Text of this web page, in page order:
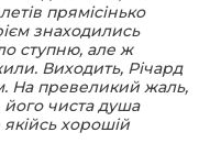
прямісінько
знаходились
ступню, але ж
Виходить, Річард
На превеликий жаль,
його чиста душа
хорошій